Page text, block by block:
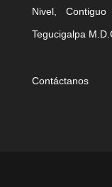
Nivel,
Tegucigalpa
Contáctanos